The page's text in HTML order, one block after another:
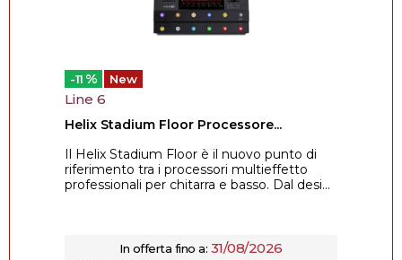
-11 % New
Line 6
Helix Stadium Floor Processore...
Il Helix Stadium Floor è il nuovo punto di
riferimento tra i processori multieffetto
professionali per chitarra e basso. Dal desi...
In offerta fino a: 31/08/2026